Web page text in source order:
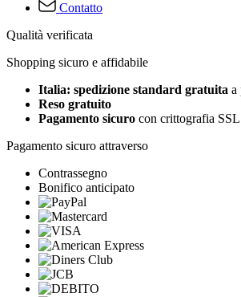
Contatto
Qualità verificata
Shopping sicuro e affidabile
Italia: spedizione standard gratuita a
Reso gratuito
Pagamento sicuro con crittografia SSL
Pagamento sicuro attraverso
Contrassegno
Bonifico anticipato